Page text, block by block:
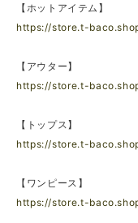
【ホットアイテム】
https://store.t-
【アウター】
https://store.t-
【トップス】
https://store.t-
【ワンピース】
https://store.t-